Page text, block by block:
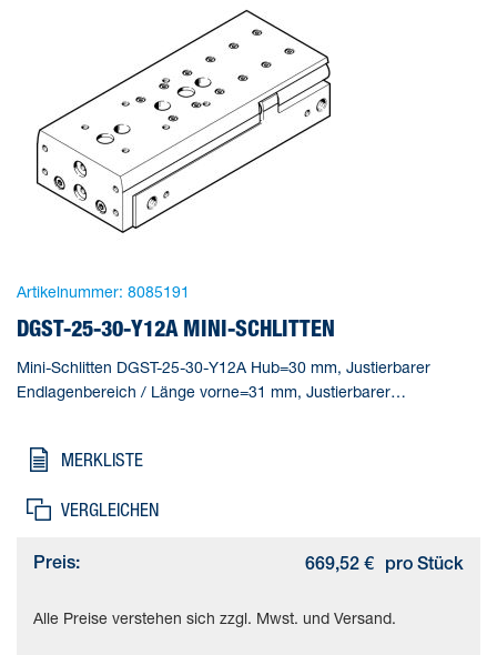
Artikelnummer: 8085191
DGST-25-30-Y12A MINI-SCHLITTEN
Mini-Schlitten DGST-25-30-Y12A Hub=30 mm, Justierbarer
Endlagenbereich / Länge vorne=31 mm, Justierbarer
MERKLISTE
VERGLEICHEN
Preis: 669,52 € pro Stück
Alle Preise verstehen sich zzgl. Mwst. und Versand.